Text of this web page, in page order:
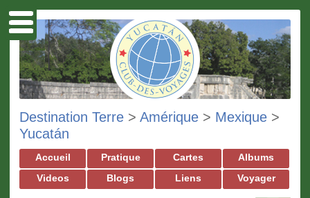
Destination Terre > Amérique > Mexique >
Yucatán
Accueil Pratique Cartes
Albums
Videos
Blogs Liens Voyager